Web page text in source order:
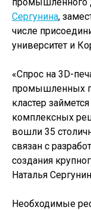
Сергунина,
числе
университет и
«Спрос на 3D-
промышленных
кластер
комплексных
вошли 35
связан с
создания
Наталья
Необходимые